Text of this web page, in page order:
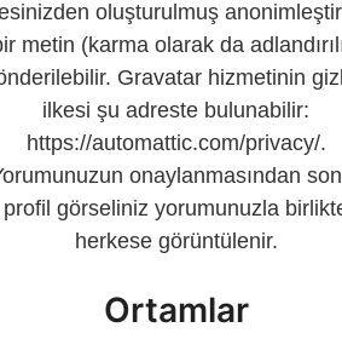
oluşturulmuş
metin (karma olarak da
Gravatar hizmetinin
ilkesi şu adreste bulunabilir:
https://automattic.com/privacy/.
onaylanmasından
profil görseliniz yorumunuzla
herkese görüntülenir.
Ortamlar